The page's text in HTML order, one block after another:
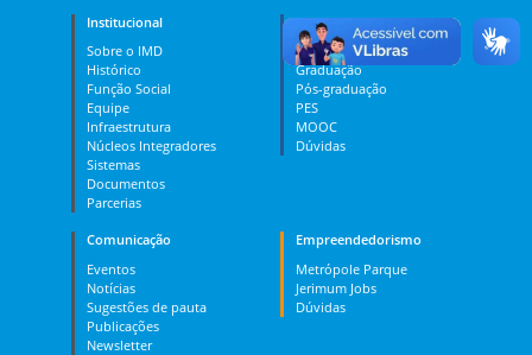
Institucional
Sobre o IMD
Histórico
Função Social
Equipe
Infraestrutura
Núcleos Integradores
Sistemas
Documentos
Parcerias
Ensino
Curso Técnico
Graduação
Pós-graduação
PES
MOOC
Dúvidas
Comunicação
Eventos
Notícias
Sugestões de pauta
Publicações
Newsletter
Empreendedorismo
Metrópole Parque
Jerimum Jobs
Dúvidas